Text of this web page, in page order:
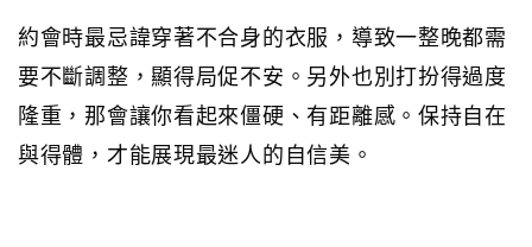
約會時最忌諱穿著不合身的衣服，導致一整晚都需
要不斷調整，顯得局促不安。另外也別打扮得過度
隆重，那會讓你看起來僵硬、有距離感。保持自在
與得體，才能展現最迷人的自信美。